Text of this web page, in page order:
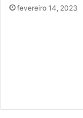
fevereiro 14, 2023